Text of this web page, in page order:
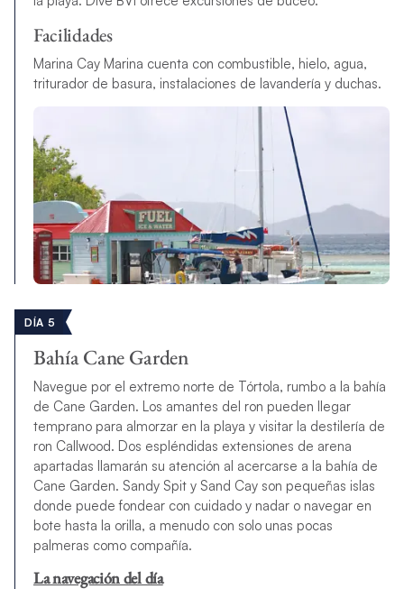
Facilidades
Marina Cay Marina cuenta con combustible, hielo, agua,
triturador de basura, instalaciones de lavandería y duchas.
DÍA 5
Bahía Cane Garden
Navegue por el extremo norte de Tórtola, rumbo a la bahía
de Cane Garden. Los amantes del ron pueden llegar
temprano para almorzar en la playa y visitar la destilería de
ron Callwood. Dos espléndidas extensiones de arena
apartadas llamarán su atención al acercarse a la bahía de
Cane Garden. Sandy Spit y Sand Cay son pequeñas islas
donde puede fondear con cuidado y nadar o navegar en
bote hasta la orilla, a menudo con solo unas pocas
palmeras como compañía.
La navegación del día